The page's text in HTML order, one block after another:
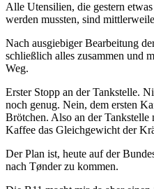
Alle Utensilien, die gestern
werden mussten, sind
Nach ausgiebiger Bearbeitung
schließlich alles zusammen und
Weg.
Erster Stopp an der Tankstelle.
noch genug. Nein, dem ersten
Brötchen. Also an der
Kaffee das Gleichgewicht der
Der Plan ist, heute auf der
nach Tønder zu kommen.